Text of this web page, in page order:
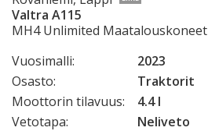
Valtra A115
MH4 Unlimited Maatalouskoneet
Vuosimalli:
2023
Osasto:
Traktorit
Moottorin tilavuus:
4.4 l
Vetotapa:
Neliveto